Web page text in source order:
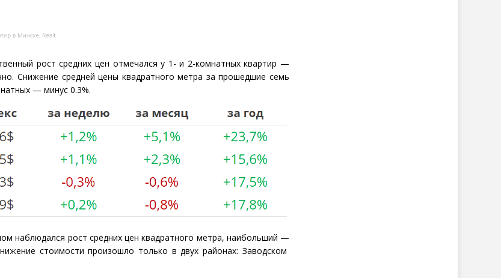
рост средних цен отмечался у 1- и 2-комнатных квартир —
Снижение средней цены квадратного метра за прошедшие семь
— минус 0.3%.
наблюдался рост средних цен квадратного метра, наибольший —
стоимости произошло только в двух районах: Заводском